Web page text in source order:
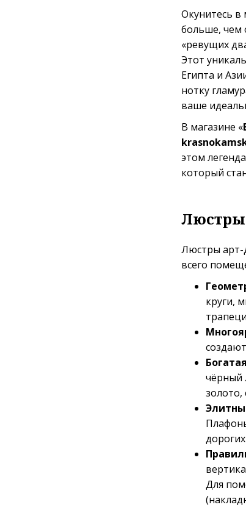
Окунитесь в
больше, чем
«ревущих
Этот
Египта и
нотку
ваше
В магазине «
этом
который
Люстры
Люстры арт-
всего
круги,
чёрный
золото,
Для